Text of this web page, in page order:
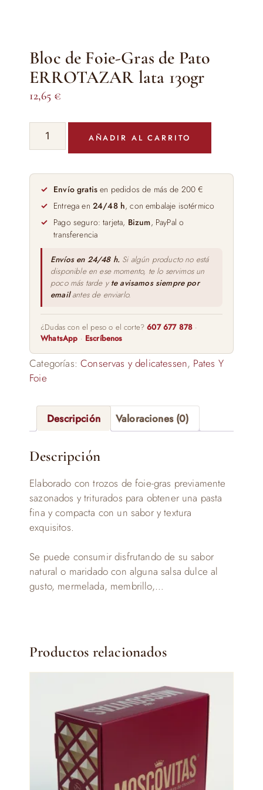
Bloc de Foie-Gras de Pato
ERROTAZAR lata 130gr
12,65 €
Bloc
Gras
Pato
ERROTAZAR
130gr
cantidad
AÑADIR AL CARRITO
Envío gratis en pedidos de más de 200 €
Entrega en 24/48 h, con embalaje isotérmico
Pago seguro: tarjeta, Bizum, PayPal o
transferencia
Envíos en 24/48 h. Si algún producto no está
disponible en ese momento, te lo servimos un
poco más tarde y te avisamos siempre por
emailantes de enviarlo.
¿Dudas con el peso o el corte?607 677 878 ·
WhatsApp · Escríbenos
Categorías:Conservas y delicatessen, Pates Y
Foie
Descripción Valoraciones (0)
Descripción
Elaborado con trozos de foie-gras previamente
sazonados y triturados para obtener una pasta
fina y compacta con un sabor y textura
exquisitos.
Se puede consumir disfrutando de su sabor
natural o maridado con alguna salsa dulce al
gusto, mermelada, membrillo,…
Productos relacionados